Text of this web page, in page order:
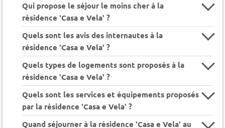
Qui propose le séjour le moins cher à la
résidence 'Casa e Vela' ?
Quels sont les avis des internautes à la
résidence 'Casa e Vela' ?
Quels types de logements sont proposés à la
résidence 'Casa e Vela' ?
Quels sont les services et équipements proposés
par la résidence 'Casa e Vela' ?
Quand séjourner à la résidence 'Casa e Vela' au